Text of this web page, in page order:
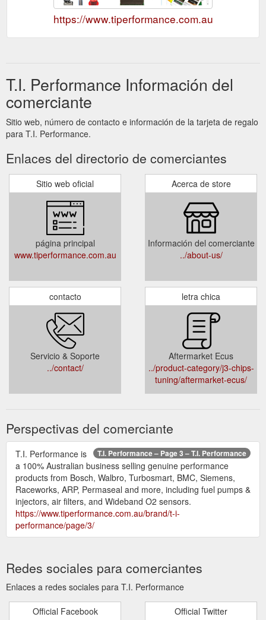
https://www.tiperformance.com.au
T.I. Performance Información del
comerciante
Sitio web, número de contacto e información de la tarjeta de regalo
para T.I. Performance.
Enlaces del directorio de comerciantes
Sitio web oficial
página principal
www.tiperformance.com.au
Acerca de store
Información del comerciante
../about-us/
contacto
Servicio & Soporte
../contact/
letra chica
Aftermarket Ecus
../product-category/j3-chips-
tuning/aftermarket-ecus/
Perspectivas del comerciante
T.I. Performance – Page 3 – T.I. Performance
T.I. Performance is
a 100% Australian business selling genuine performance
products from Bosch, Walbro, Turbosmart, BMC, Siemens,
Raceworks, ARP, Permaseal and more, including fuel pumps &
injectors, air filters, and Wideband O2 sensors.
https://www.tiperformance.com.au/brand/t-i-
performance/page/3/
Redes sociales para comerciantes
Enlaces a redes sociales para T.I. Performance
Official Facebook Official Twitter